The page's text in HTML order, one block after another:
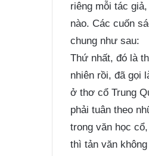
riêng mỗi tác
nào. Các cuốn
chung như sau:
Thứ nhất, đó là
nhiên rồi, đã gọi
ở thơ cổ Trung
phải tuân theo
trong văn học
thì tản văn